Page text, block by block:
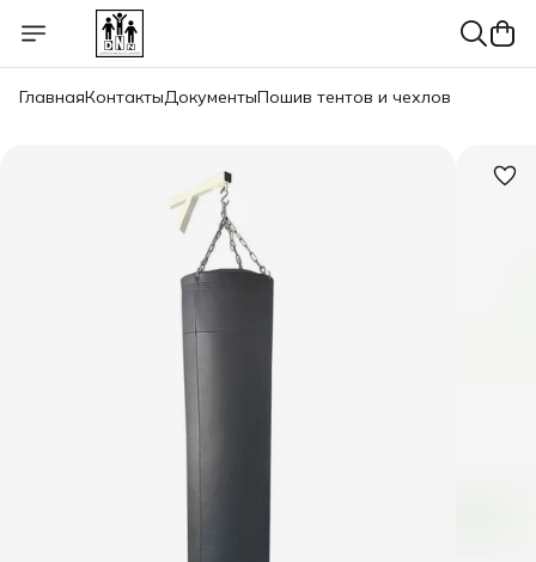
ГлавнаяКонтактыДокументыПошив тентов и чехлов